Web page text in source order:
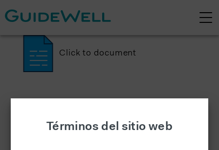
Click to document
Términos del sitio web